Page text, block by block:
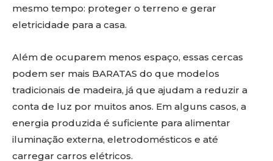
mesmo tempo: proteger o terreno e gerar
eletricidade para a casa.
Além de ocuparem menos espaço, essas cercas
podem ser mais BARATAS do que modelos
tradicionais de madeira, já que ajudam a reduzir a
conta de luz por muitos anos. Em alguns casos, a
energia produzida é suficiente para alimentar
iluminação externa, eletrodomésticos e até
carregar carros elétricos.